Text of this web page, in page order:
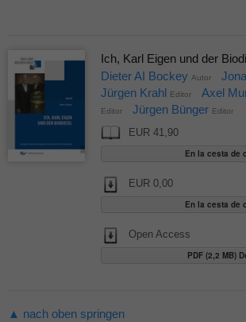
Ich, Karl Eigen und der
Dieter AI Bockey Autor
Jürgen Krahl Editor Axel
Editor Jürgen Bünger Editor
EUR 41,90
EUR 0,00
Open Access
PDF (2,2 MB)
▲ nach oben springen